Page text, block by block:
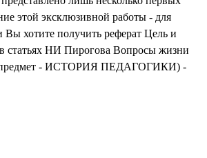
этой эксклюзивной работы - для
Вы хотите получить реферат Цель и
в статьях НИ Пирогова Вопросы жизни
(предмет - ИСТОРИЯ ПЕДАГОГИКИ) -